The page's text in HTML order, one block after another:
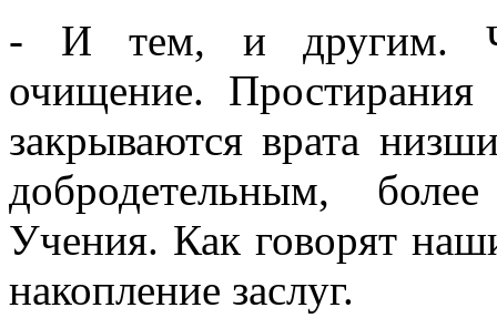
- И тем, и другим.
очищение.
закрываются врата
добродетельным,
Учения. Как говорят
накопление заслуг.